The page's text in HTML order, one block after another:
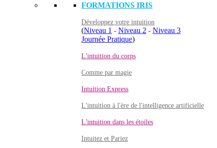
FORMATIONS IRIS
Développez votre intuition
(Niveau 1 - Niveau 2 - Niveau 3
Journée Pratique)
L'intuition du corps
Comme par magie
Intuition Express
L'intuition à l'ère de l'intelligence artificielle
L'intuition dans les étoiles
Intuitez et Pariez